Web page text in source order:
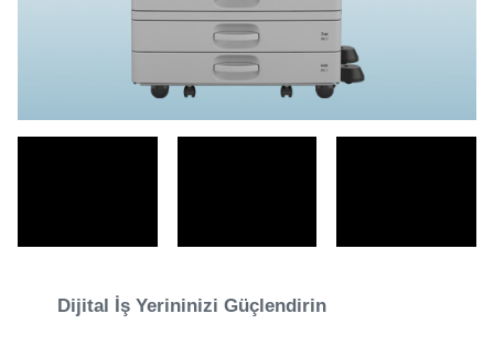
Dijital İş Yerininizi Güçlendirin